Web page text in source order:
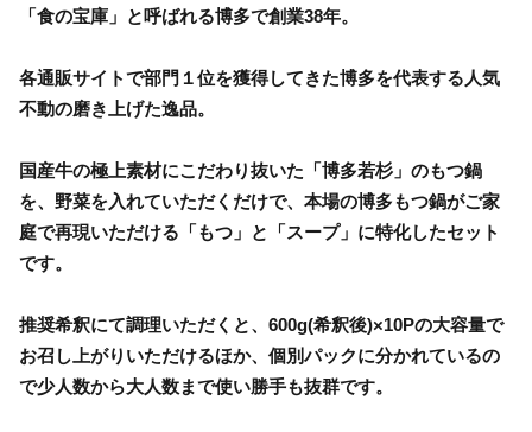
「食の宝庫」と呼ばれる博多で創業38年。
各通販サイトで部門１位を獲得してきた博多を代表する人気
不動の磨き上げた逸品。
国産牛の極上素材にこだわり抜いた「博多若杉」のもつ鍋
を、野菜を入れていただくだけで、本場の博多もつ鍋がご家
庭で再現いただける「もつ」と「スープ」に特化したセット
です。
推奨希釈にて調理いただくと、600g(希釈後)×10Pの大容量で
お召し上がりいただけるほか、個別パックに分かれているの
で少人数から大人数まで使い勝手も抜群です。